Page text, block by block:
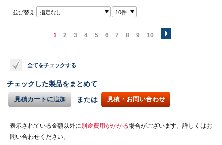
並び替え 指定なし 10件
1 2 3 4 5 6 7 8 9 10
全てをチェックする
チェックした製品をまとめて
見積カートに追加 または 見積・お問い合わせ
表示されている金額以外に別途費用がかかる場合がございます。詳しくはお
問い合わせください。